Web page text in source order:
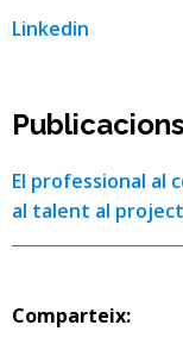
Linkedin
Publicacions
El professional al
al talent al
Comparteix: